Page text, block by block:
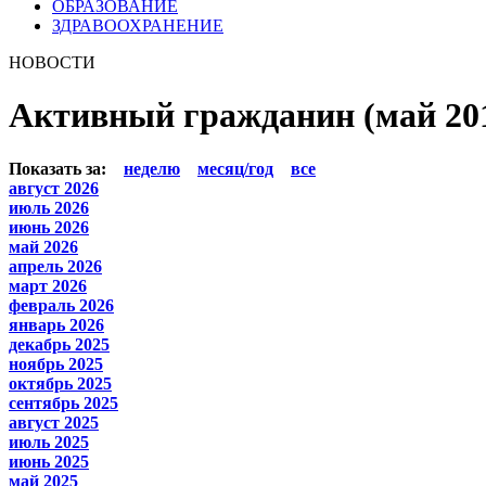
ОБРАЗОВАНИЕ
ЗДРАВООХРАНЕНИЕ
НОВОСТИ
Активный гражданин (май
Показать за: неделю месяц/год
все
август 2026
июль 2026
июнь 2026
май 2026
апрель 2026
март 2026
февраль 2026
январь 2026
декабрь 2025
ноябрь 2025
октябрь 2025
сентябрь 2025
август 2025
июль 2025
июнь 2025
май 2025